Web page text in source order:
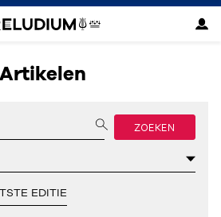
Artikelen
ZOEKEN
EDITIE